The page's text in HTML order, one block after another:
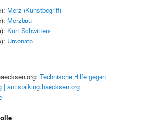
Merz (Kunstbegriff)
Merzbau
Kurt Schwitters
Ursonate
Technische Hilfe gegen
| antistalking.haecksen.org